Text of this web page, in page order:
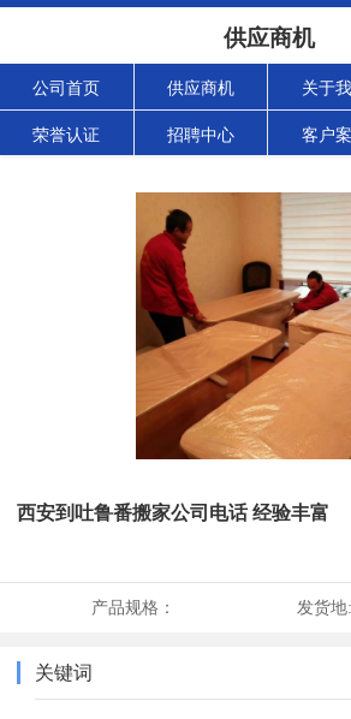
供应商机
公司首页 供应商机 关于
荣誉认证 招聘中心 客户
西安到吐鲁番搬家公司电话 经验丰富
产品规格： 发货地:
关键词